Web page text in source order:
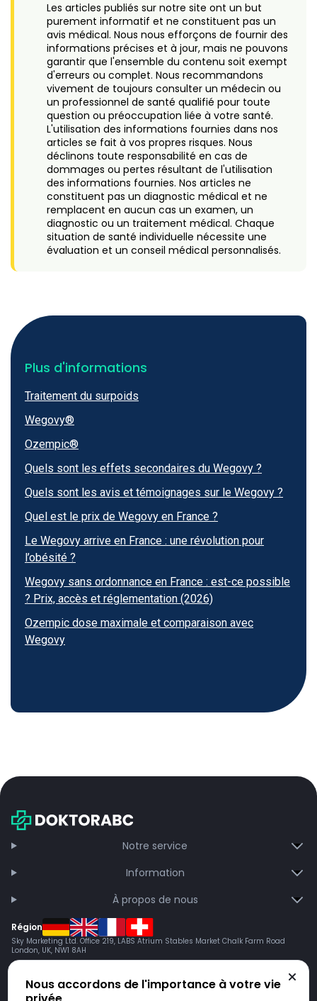
Les articles publiés sur notre site ont un but
purement informatif et ne constituent pas un
avis médical. Nous nous efforçons de fournir des
informations précises et à jour, mais ne pouvons
garantir que l'ensemble du contenu soit exempt
d'erreurs ou complet. Nous recommandons
vivement de toujours consulter un médecin ou
un professionnel de santé qualifié pour toute
question ou préoccupation liée à votre santé.
L'utilisation des informations fournies dans nos
articles se fait à vos propres risques. Nous
déclinons toute responsabilité en cas de
dommages ou pertes résultant de l'utilisation
des informations fournies. Nos articles ne
constituent pas un diagnostic médical et ne
remplacent en aucun cas un examen, un
diagnostic ou un traitement médical. Chaque
situation de santé individuelle nécessite une
évaluation et un conseil médical personnalisés.
Plus d'informations
Traitement du surpoids
Wegovy®
Ozempic®
Quels sont les effets secondaires du Wegovy ?
Quels sont les avis et témoignages sur le Wegovy ?
Quel est le prix de Wegovy en France ?
Le Wegovy arrive en France : une révolution pour
l’obésité ?
Wegovy sans ordonnance en France : est-ce possible
? Prix, accès et réglementation (2026)
Ozempic dose maximale et comparaison avec
Wegovy
Notre service
Information
À propos de nous
Région
Sky Marketing Ltd. Office 219, LABS Atrium Stables Market Chalk Farm Road
London, UK, NW1 8AH
Nous accordons de l'importance à votre vie